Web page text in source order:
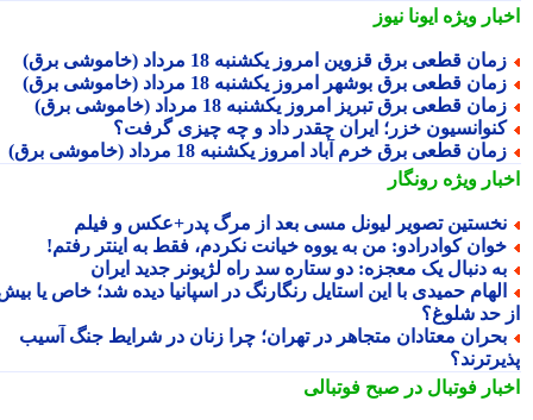
ویژهایونا نیوز
قطعی برق قزوین امروز یکشنبه 18 مرداد (خاموشی برق)
قطعی برق بوشهر امروز یکشنبه 18 مرداد (خاموشی برق)
قطعی برق تبریز امروز یکشنبه 18 مرداد (خاموشی برق)
خزر؛ ایران چقدر داد و چه چیزی گرفت؟
قطعی برق خرم آباد امروز یکشنبه 18 مرداد (خاموشی برق)
ویژهرونگار
تصویر لیونل مسی بعد از مرگ پدر+عکس و فیلم
کوادرادو: من به یووه خیانت نکردم، فقط به اینتر رفتم!
دنبال یک معجزه: دو ستاره سد راه لژیونر جدید ایران
حمیدی با این استایل رنگارنگ در اسپانیا دیده شد؛ خاص یا بیش
حد شلوغ؟
معتادان متجاهر در تهران؛ چرا زنان در شرایط جنگ آسیب
فوتبال در صبح فوتبالی